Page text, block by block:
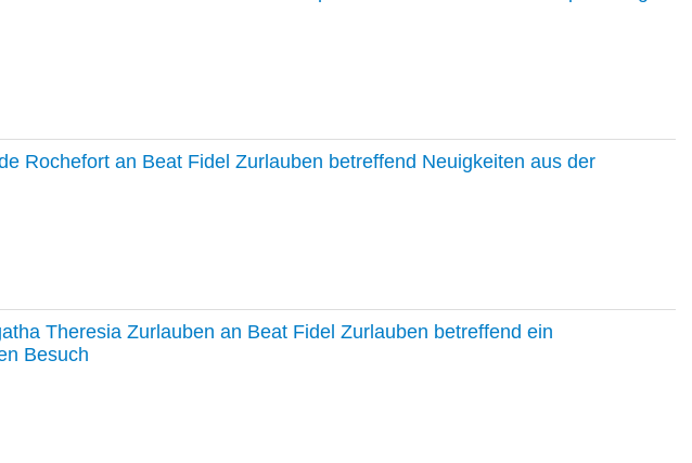
Rochefort an Beat Fidel Zurlauben betreffend Neuigkeiten aus der
Theresia Zurlauben an Beat Fidel Zurlauben betreffend ein
Besuch